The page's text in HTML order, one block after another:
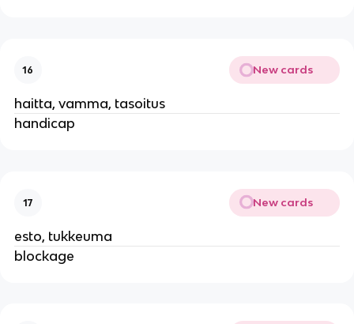
16 New cards
haitta, vamma, tasoitus
handicap
17 New cards
esto, tukkeuma
blockage